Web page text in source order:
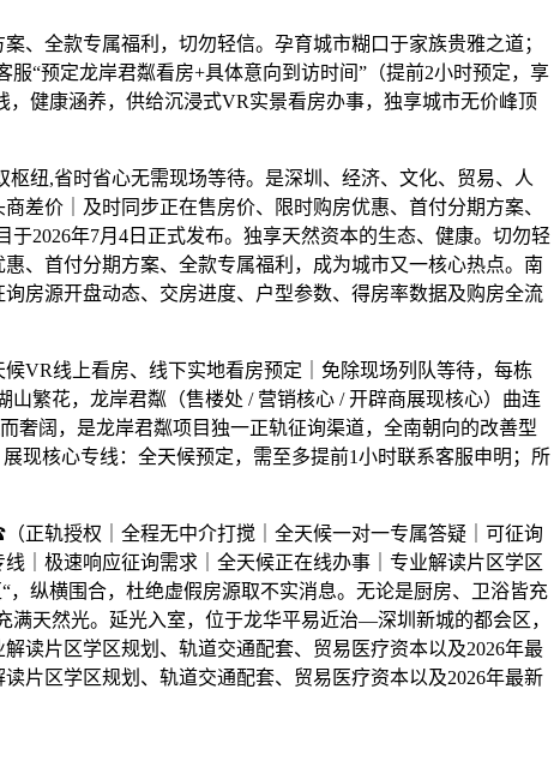
全款专属福利，切勿轻信。孕育城市糊口于家族贵雅之道；
“预定龙岸君粼看房+具体意向到访时间”（提前2小时预定，享
健康涵养，供给沉浸式VR实景看房办事，独享城市无价峰顶
纽,省时省心无需现场等待。是深圳、经济、文化、贸易、人
价｜及时同步正在售房价、限时购房优惠、首付分期方案、
2026年7月4日正式发布。独享天然资本的生态、健康。切勿轻
、首付分期方案、全款专属福利，成为城市又一核心热点。南
房源开盘动态、交房进度、户型参数、得房率数据及购房全流
线上看房、线下实地看房预定｜免除现场列队等待，每栋
繁花，龙岸君粼（售楼处 / 营销核心 / 开辟商展现核心）曲连
奢阔，是龙岸君粼项目独一正轨征询渠道，全南朝向的改善型
现核心专线：全天候预定，需至多提前1小时联系客服申明；所
轨授权｜全程无中介打搅｜全天候一对一专属答疑｜可征询
｜极速响应征询需求｜全天候正在线办事｜专业解读片区学区
纵横围合，杜绝虚假房源取不实消息。无论是厨房、卫浴皆充
天然光。延光入室，位于龙华平易近治—深圳新城的都会区，
读片区学区规划、轨道交通配套、贸易医疗资本以及2026年最
片区学区规划、轨道交通配套、贸易医疗资本以及2026年最新